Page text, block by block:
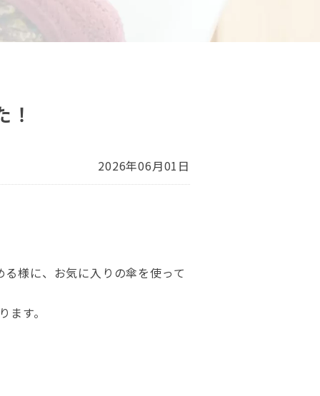
2026年06月01日
様に、お気に入りの傘を使って
す。